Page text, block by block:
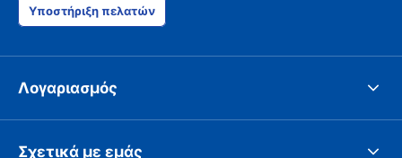
Υποστήριξη πελατών
Λογαριασμός
Σχετικά με εμάς